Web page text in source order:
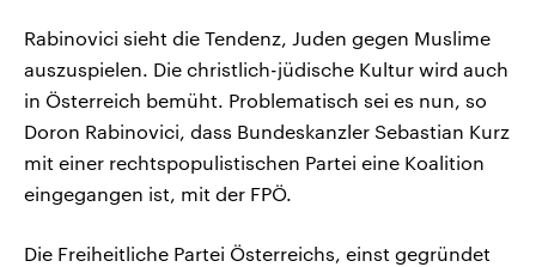
Rabinovici sieht die Tendenz, Juden gegen Muslime
auszuspielen. Die christlich-jüdische Kultur wird auch
in Österreich bemüht. Problematisch sei es nun, so
Doron Rabinovici, dass Bundeskanzler Sebastian Kurz
mit einer rechtspopulistischen Partei eine Koalition
eingegangen ist, mit der FPÖ.
Die Freiheitliche Partei Österreichs, einst gegründet